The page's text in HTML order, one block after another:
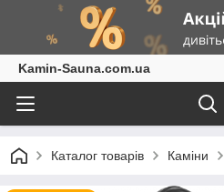
Kamin-Sauna.com.ua
Каталог товарів Каміни